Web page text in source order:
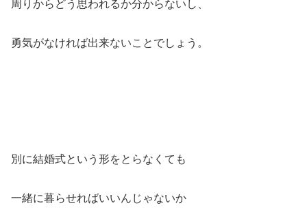
周りからどう思われるか分からないし、
勇気がなければ出来ないことでしょう。
別に結婚式という形をとらなくても
一緒に暮らせればいいんじゃないか